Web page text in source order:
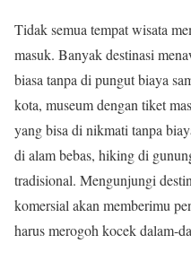
Tidak semua tempat wisata
masuk. Banyak destinasi
biasa tanpa di pungut biaya
kota, museum dengan tiket
yang bisa di nikmati tanpa
di alam bebas, hiking di
tradisional. Mengunjungi
komersial akan memberimu
harus merogoh kocek dalam-